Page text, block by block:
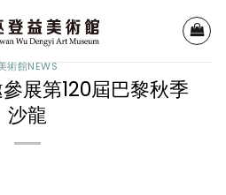
術館NEWS
展第120屆巴黎秋季
沙龍